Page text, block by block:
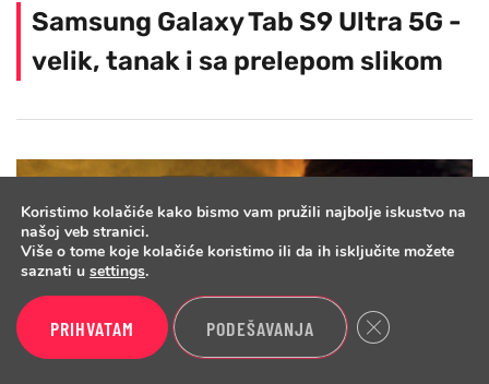
Samsung Galaxy Tab S9 Ultra 5G -
velik, tanak i sa prelepom slikom
Koristimo kolačiće kako bismo vam pružili najbolje iskustvo na
našoj veb stranici.
Više o tome koje kolačiće koristimo ili da ih isključite možete
saznati u settings.
PRIHVATAM PODEŠAVANJA Close GDPR